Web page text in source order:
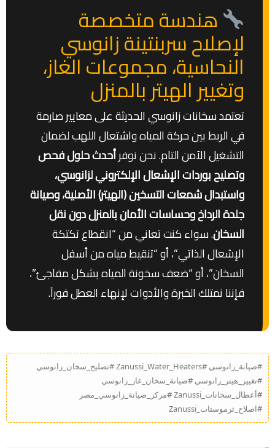
هندسة متخصصة
لإصلاح سربنتينة زانوسي
النحاسية، مجموعات الغاز،
وتغيير الهيتر بالمنزل
تعتمد سخانات زانوسي الحديثة على معايير صارمة
في الربط بين حركة المياه واشتعال اللهب لضمان
التشغيل الآمن التام. نحن نوفرأحدث حلول فحص
وتصليح بوردات الإشعال الإلكتروني لزانوسي،
واستبدال شمعات التسخين (الهيتر) الأصلية، وصيانة
جلدة الرداخ وحساسات الأمان بالمنزل دون نقل
السخان. سواء كنت تعاني من “انقطاع تكتكة
الإشعال الذاتي”، أو “تنقيط مياه من أسفل
السخان”، أو “ضعف سخونة المياه بشكل مفاجئ”،
فإننا نمتلك الخبرة والأدوات لإنهاء العطل فوراَ.
#صيانة_زانوسي #Zanussi_Water_Heaters #تصليح_سخان_زانوسي
#تغيير_هيتر_زانوسي #صيانة_سخان_غاز_زانوسي
#أعطال_سخانات_Zanussi #مركز_صيانة_زانوسي_مصر
#اصلاح_ثرموستات_Zanussi